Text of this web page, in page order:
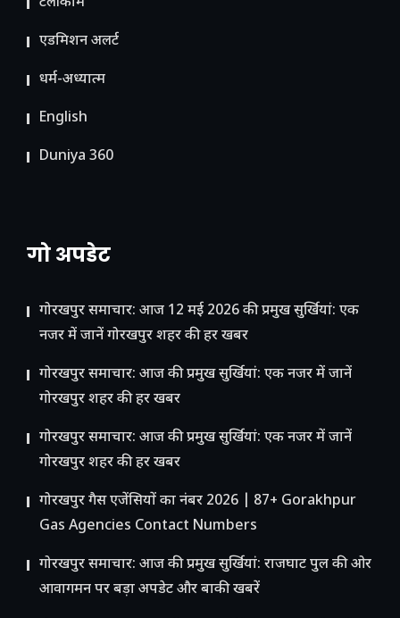
ए​डमिशन अलर्ट
धर्म-अध्यात्म
English
Duniya 360
गो अपडेट
गोरखपुर समाचार: आज 12 मई 2026 की प्रमुख सुर्खियां: एक
नजर में जानें गोरखपुर शहर की हर खबर
गोरखपुर समाचार: आज की प्रमुख सुर्खियां: एक नजर में जानें
गोरखपुर शहर की हर खबर
गोरखपुर समाचार: आज की प्रमुख सुर्खियां: एक नजर में जानें
गोरखपुर शहर की हर खबर
गोरखपुर गैस एजेंसियों का नंबर 2026 | 87+ Gorakhpur
Gas Agencies Contact Numbers
गोरखपुर समाचार: आज की प्रमुख सुर्खियां: राजघाट पुल की ओर
आवागमन पर बड़ा अपडेट और बाकी खबरें